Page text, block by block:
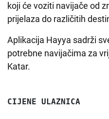
koji će voziti navijače od
prijelaza do različitih
Aplikacija Hayya sadrži
potrebne navijačima za
Katar.
CIJENE ULAZNICA